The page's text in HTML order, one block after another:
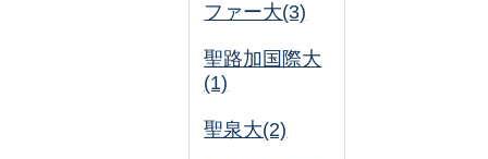
ファー大(3)
聖路加国際大
(1)
聖泉大(2)